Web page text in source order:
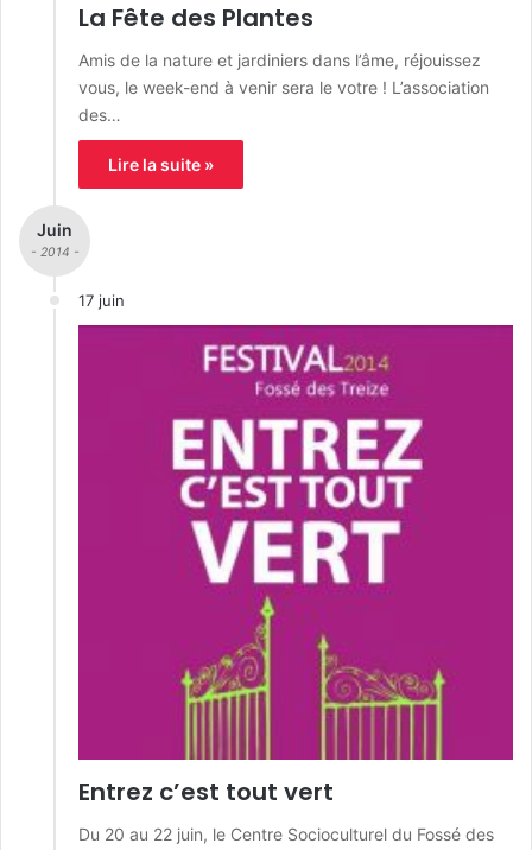
La Fête des Plantes
Amis de la nature et jardiniers dans l’âme, réjouissez
vous, le week-end à venir sera le votre ! L’association
des…
Lire la suite »
Juin
- 2014 -
17 juin
Entrez c’est tout vert
Du 20 au 22 juin, le Centre Socioculturel du Fossé des